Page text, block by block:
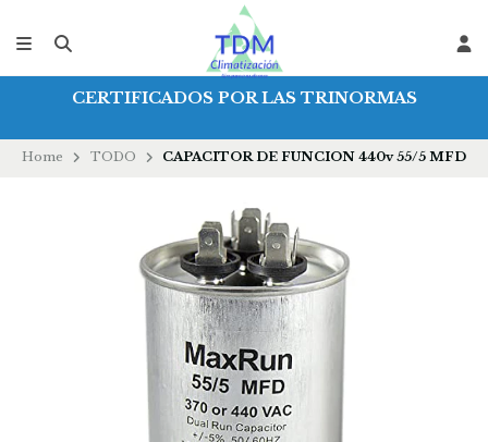
CERTIFICADOS POR LAS TRINORMAS
Home TODO CAPACITOR DE FUNCION 440v 55/5 MFD